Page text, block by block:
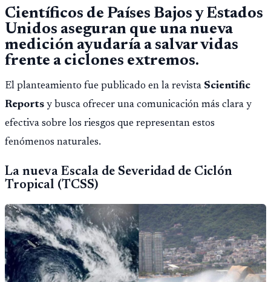
Científicos de Países Bajos y Estados
Unidos aseguran que una nueva
medición ayudaría a salvar vidas
frente a ciclones extremos.
El planteamiento fue publicado en la revista Scientific
Reports y busca ofrecer una comunicación más clara y
efectiva sobre los riesgos que representan estos
fenómenos naturales.
La nueva Escala de Severidad de Ciclón
Tropical (TCSS)